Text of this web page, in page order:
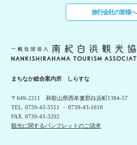
旅行会社の皆様へ
まちなか総合案内所 しらすな
〒649-2211 和歌山県西牟婁郡白浜町1384-57
TEL. 0739-43-5511 ・ 0739-43-1618
FAX. 0739-43-3202
観光に関するパンフレットのご請求